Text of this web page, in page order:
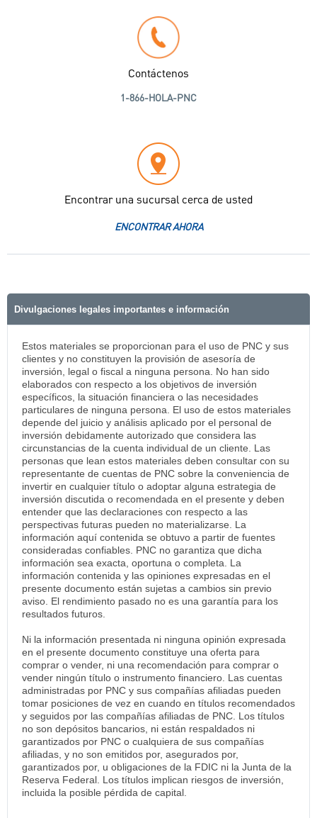
Contáctenos
1-866-HOLA-PNC
Encontrar una sucursal cerca de usted
ENCONTRAR AHORA
Divulgaciones legales importantes e información
Estos materiales se proporcionan para el uso de PNC y sus
clientes y no constituyen la provisión de asesoría de
inversión, legal o fiscal a ninguna persona. No han sido
elaborados con respecto a los objetivos de inversión
específicos, la situación financiera o las necesidades
particulares de ninguna persona. El uso de estos materiales
depende del juicio y análisis aplicado por el personal de
inversión debidamente autorizado que considera las
circunstancias de la cuenta individual de un cliente. Las
personas que lean estos materiales deben consultar con su
representante de cuentas de PNC sobre la conveniencia de
invertir en cualquier título o adoptar alguna estrategia de
inversión discutida o recomendada en el presente y deben
entender que las declaraciones con respecto a las
perspectivas futuras pueden no materializarse. La
información aquí contenida se obtuvo a partir de fuentes
consideradas confiables. PNC no garantiza que dicha
información sea exacta, oportuna o completa. La
información contenida y las opiniones expresadas en el
presente documento están sujetas a cambios sin previo
aviso. El rendimiento pasado no es una garantía para los
resultados futuros.
Ni la información presentada ni ninguna opinión expresada
en el presente documento constituye una oferta para
comprar o vender, ni una recomendación para comprar o
vender ningún título o instrumento financiero. Las cuentas
administradas por PNC y sus compañías afiliadas pueden
tomar posiciones de vez en cuando en títulos recomendados
y seguidos por las compañías afiliadas de PNC. Los títulos
no son depósitos bancarios, ni están respaldados ni
garantizados por PNC o cualquiera de sus compañías
afiliadas, y no son emitidos por, asegurados por,
garantizados por, u obligaciones de la FDIC ni la Junta de la
Reserva Federal. Los títulos implican riesgos de inversión,
incluida la posible pérdida de capital.